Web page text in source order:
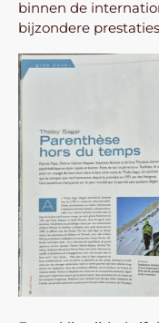
binnen de
bijzondere